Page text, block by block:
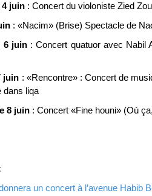
4 juin : Concert du violoniste Zied
: «Nacim» (Brise) Spectacle de
6 juin: Concert quatuor avec Nabil
juin : «Rencontre» : Concert de
dans liqa
8 juin : Concert «Fine houni» (Où
un concert à l’avenue Habib